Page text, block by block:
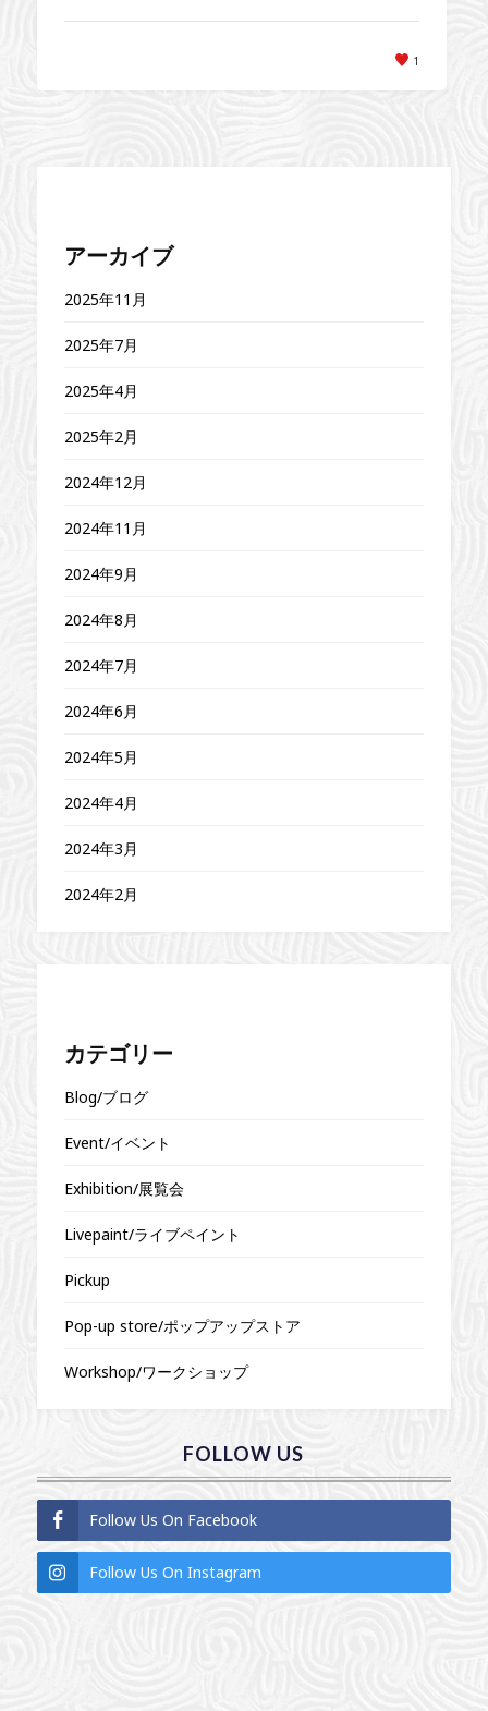
1
アーカイブ
2025年11月
2025年7月
2025年4月
2025年2月
2024年12月
2024年11月
2024年9月
2024年8月
2024年7月
2024年6月
2024年5月
2024年4月
2024年3月
2024年2月
カテゴリー
Blog/ブログ
Event/イベント
Exhibition/展覧会
Livepaint/ライブペイント
Pickup
Pop-up store/ポップアップストア
Workshop/ワークショップ
FOLLOW US
Follow Us On Facebook
Follow Us On Instagram